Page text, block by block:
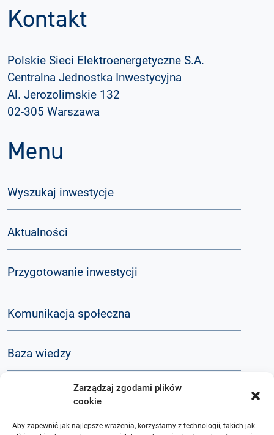
Zarządzaj zgodami plików
cookie
Aby zapewnić jak najlepsze wrażenia, korzystamy z technologii, takich jak
Kontakt
Polskie Sieci Elektroenergetyczne S.A.
Centralna Jednostka Inwestycyjna
Al. Jerozolimskie 132
02-305 Warszawa
Menu
Wyszukaj inwestycje
Aktualności
Przygotowanie inwestycji
Komunikacja społeczna
Baza wiedzy